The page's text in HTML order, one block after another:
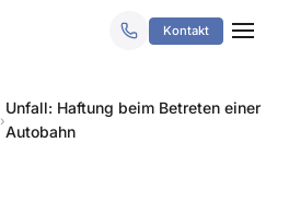
Kontakt
›
Unfall: Haftung beim Betreten einer
Autobahn